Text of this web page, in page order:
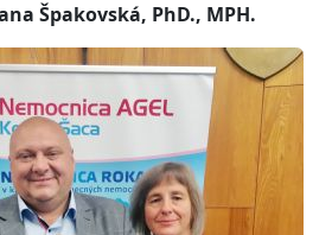
Špakovská, PhD., MPH.